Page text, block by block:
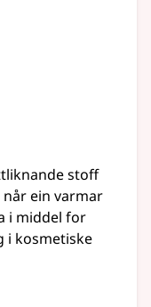
stoff
ein varmar
i middel for
i kosmetiske